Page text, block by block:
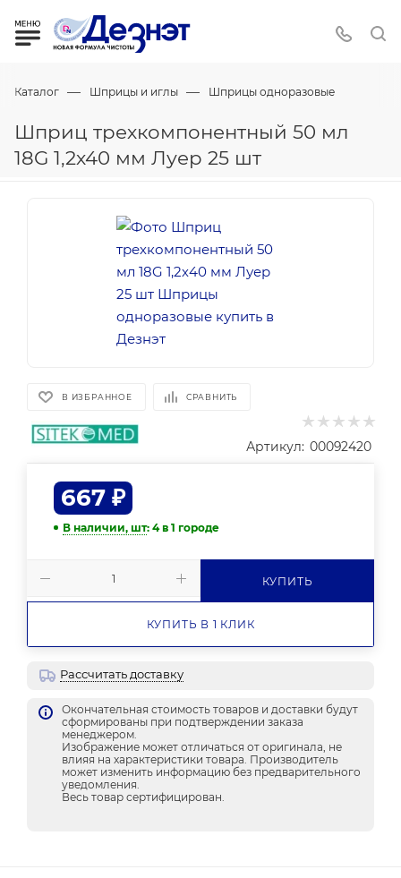
Каталог — Шприцы и иглы — Шприцы одноразовые
Шприц трехкомпонентный 50 мл
18G 1,2х40 мм Луер 25 шт
В ИЗБРАННОЕ СРАВНИТЬ
Артикул: 00092420
667 ₽
В наличии, шт: 4в 1 городе
КУПИТЬ
КУПИТЬ В 1 КЛИК
Рассчитать доставку
Окончательная стоимость товаров и доставки будут
сформированы при подтверждении заказа
менеджером.
Изображение может отличаться от оригинала, не
влияя на характеристики товара. Производитель
может изменить информацию без предварительного
уведомления.
Весь товар сертифицирован.